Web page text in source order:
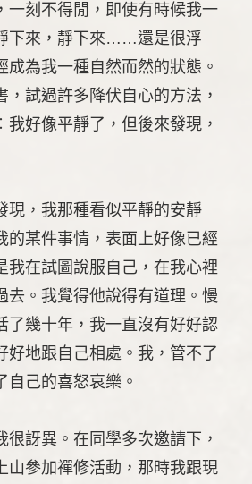
一刻不得閒，即使有時候我一
下來，靜下來……還是很浮
成為我一種自然而然的狀態。
，試過許多降伏自心的方法，
我好像平靜了，但後來發現，
現，我那種看似平靜的安靜
某件事情，表面上好像已經
我在試圖說服自己，在我心裡
去。我覺得他說得有道理。慢
了幾十年，我一直沒有好好認
好地跟自己相處。我，管不了
自己的喜怒哀樂。
很訝異。在同學多次邀請下，
山參加禪修活動，那時我跟現